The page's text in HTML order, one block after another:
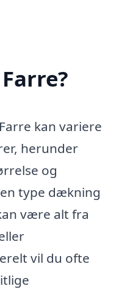
kan variere
herunder
og
type dækning
være alt fra
vil du ofte